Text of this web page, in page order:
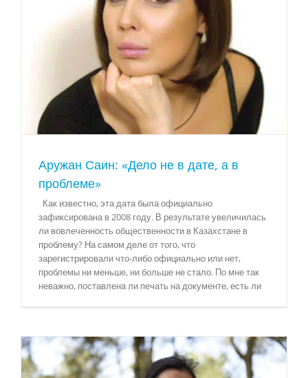
Аружан Саин: «Дело не в дате, а в
проблеме»
Как известно, эта дата была официально
зафиксирована в 2008 году. В результате увеличилась
ли вовлеченность общественности в Казахстане в
проблему? На самом деле от того, что
зарегистрировали что-либо официально или нет,
проблемы ни меньше, ни больше не стало. По мне так
неважно, поставлена ли печать на документе, есть ли